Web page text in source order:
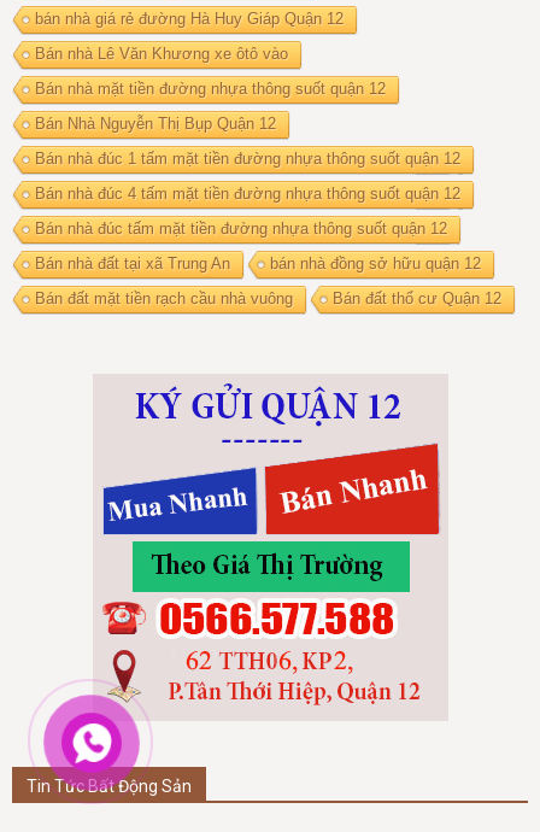
bán nhà giá rẻ đường Hà Huy Giáp Quận 12
Bán nhà Lê Văn Khương xe ôtô vào
Bán nhà mặt tiền đường nhựa thông suốt quận 12
Bán Nhà Nguyễn Thị Bụp Quận 12
Bán nhà đúc 1 tấm mặt tiền đường nhựa thông suốt quận 12
Bán nhà đúc 4 tấm mặt tiền đường nhựa thông suốt quận 12
Bán nhà đúc tấm mặt tiền đường nhựa thông suốt quận 12
Bán nhà đất tại xã Trung An
bán nhà đồng sở hữu quận 12
Bán đất mặt tiền rạch cầu nhà vuông
Bán đất thổ cư Quận 12
Tin Tức Bất Động Sản